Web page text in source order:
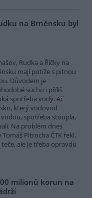
na Brněnsku byl
Rudka a Říčky na
mají potíže s pitnou
Důvodem je
sucho i příliš
spotřeba vody. Ač
který vodovod
spotřeba stoupla,
Na problém dnes
Pitrocha ČTK řekl,
ale je třeba opravdu
milionů korun na